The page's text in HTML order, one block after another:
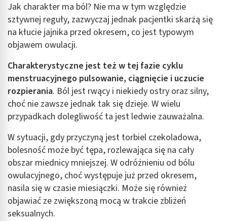
Jak charakter ma ból? Nie ma w tym względzie
sztywnej reguły, zazwyczaj jednak pacjentki skarżą się
na kłucie jajnika przed okresem, co jest typowym
objawem owulacji.
Charakterystyczne jest też w tej fazie cyklu
menstruacyjnego pulsowanie, ciągnięcie i uczucie
rozpierania. Ból jest rwący i niekiedy ostry oraz silny,
choć nie zawsze jednak tak się dzieje. W wielu
przypadkach dolegliwość ta jest ledwie zauważalna.
W sytuacji, gdy przyczyną jest torbiel czekoladowa,
bolesność może być tępa, rozlewająca się na cały
obszar miednicy mniejszej. W odróżnieniu od bólu
owulacyjnego, choć występuje już przed okresem,
nasila się w czasie miesiączki. Może się również
objawiać ze zwiększoną mocą w trakcie zbliżeń
seksualnych.